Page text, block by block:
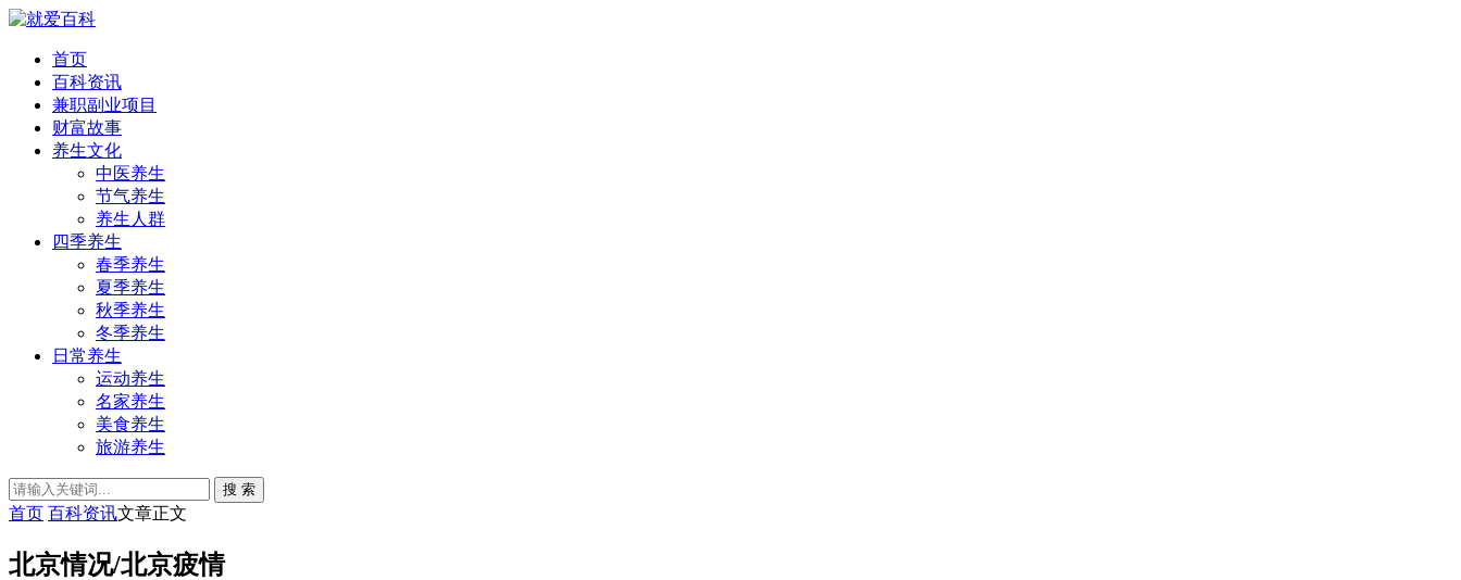
首页
百科资讯
兼职副业项目
财富故事
养生文化
中医养生
节气养生
养生人群
四季养生
春季养生
夏季养生
秋季养生
冬季养生
日常养生
运动养生
名家养生
美食养生
旅游养生
搜 索
首页 百科资讯文章正文
北京情况/北京疲情